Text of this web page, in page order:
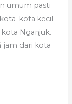
umum pasti
kota kecil
Nganjuk.
jam dari kota